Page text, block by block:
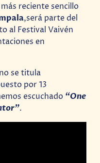
reciente sencillo
,será parte del
al Festival Vaivén
en
se titula
por 13
escuchado “One
.